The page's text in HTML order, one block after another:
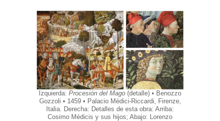
Izquierda: Procesión del Mago (detalle) • Benozzo
Gozzoli • 1459 • Palacio Médici-Riccardi, Firenze,
Italia. Derecha: Detalles de esta obra: Arriba:
Cosimo Médicis y sus hijos; Abajo: Lorenzo